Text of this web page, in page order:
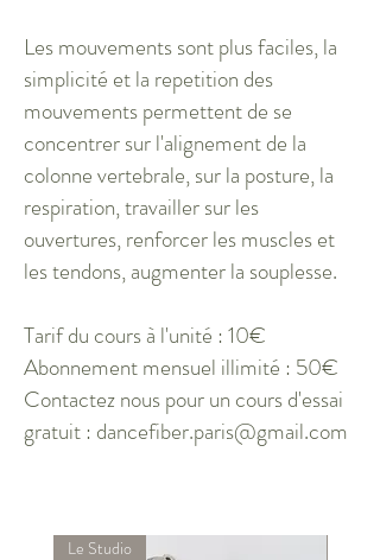
Les mouvements sont plus faciles, la
simplicité et la repetition des
mouvements permettent de se
concentrer sur l'alignement de la
colonne vertebrale, sur la posture, la
respiration, travailler sur les
ouvertures, renforcer les muscles et
les tendons, augmenter la souplesse.
Tarif du cours à l'unité : 10€
Abonnement mensuel illimité : 50€
Contactez nous pour un cours d'essai
gratuit : dancefiber.paris@gmail.com
Le Studio